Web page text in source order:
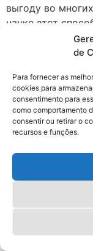
de
Para fornecer as
cookies para
consentimento para
como comportamento
consentir ou retirar o
recursos e funções.
выгоду во
науке этот
выражать
структуры
умению
кажущемся
ежедневной
содействует
Возможность
индивидов,
является
контакта.
строятся на
поразительные